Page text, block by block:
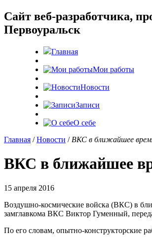
Cайт веб-разработчика,
Первоуральск
Главная
Мои работы
Новости
Записи
О себе
Главная /Новости / ВКС в ближайшее
ВКС в ближайшее
15 апреля 2016
Воздушно-космические войска (ВКС) в
замглавкома ВКС Виктор Гуменный,
По его словам, опытно-конструкторские